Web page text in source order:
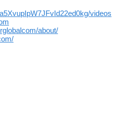
videos
about/